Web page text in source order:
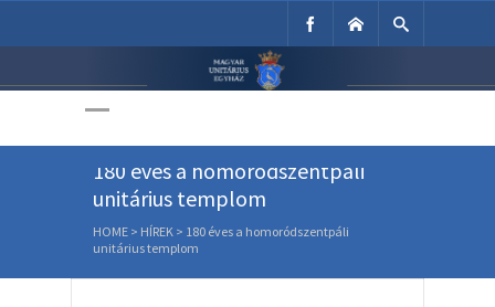
Unitárius Egyház
180 éves a homoródszentpáli
unitárius templom
HOME > HÍREK > 180 éves a homoródszentpáli
unitárius templom